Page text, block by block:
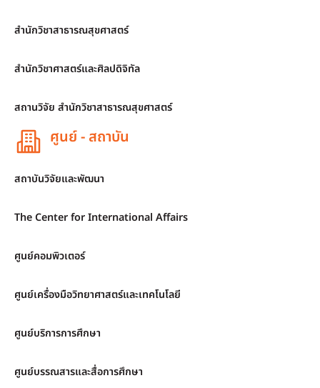
สำนักวิชาสาธารณสุขศาสตร์
สำนักวิชาศาสตร์และศิลปดิจิทัล
สถานวิจัย สำนักวิชาสาธารณสุขศาสตร์
ศูนย์ - สถาบัน
สถาบันวิจัยและพัฒนา
The Center for International Affairs
ศูนย์คอมพิวเตอร์
ศูนย์เครื่องมือวิทยาศาสตร์และเทคโนโลยี
ศูนย์บริการการศึกษา
ศูนย์บรรณสารและสื่อการศึกษา